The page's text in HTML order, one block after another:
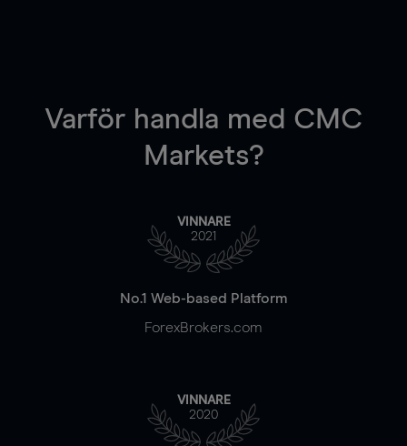
Varför handla med CMC
Markets?
VINNARE
2021
No.1 Web-based Platform
ForexBrokers.com
VINNARE
2020